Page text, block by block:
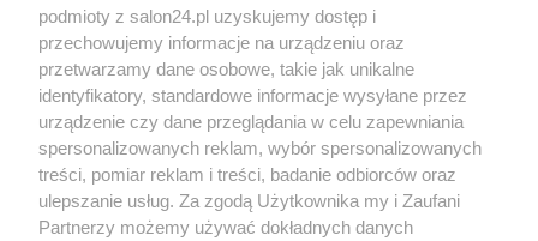
Społeczeństwo
Kultura
X Facebook Instagram Youtube
podmioty z salon24.pl uzyskujemy dostęp i
przechowujemy informacje na urządzeniu oraz
przetwarzamy dane osobowe, takie jak unikalne
identyfikatory, standardowe informacje wysyłane przez
urządzenie czy dane przeglądania w celu zapewniania
spersonalizowanych reklam, wybór spersonalizowanych
treści, pomiar reklam i treści, badanie odbiorców oraz
ulepszanie usług. Za zgodą Użytkownika my i Zaufani
Partnerzy możemy używać dokładnych danych